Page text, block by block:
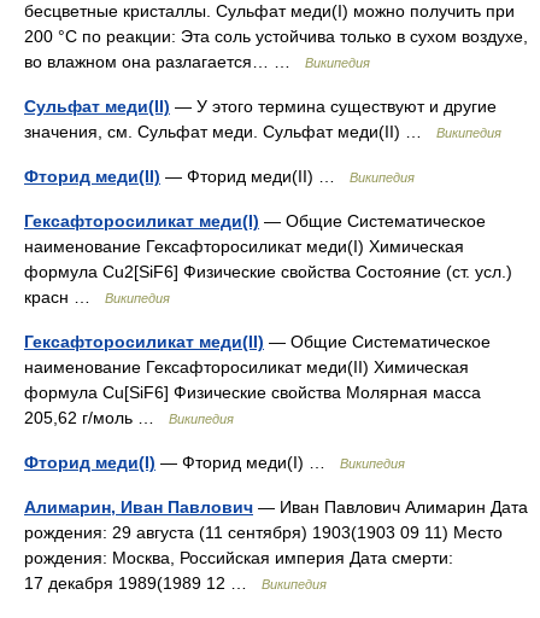
бесцветные кристаллы. Сульфат меди(I) можно получить при
200 °C по реакции: Эта соль устойчива только в сухом воздухе,
во влажном она разлагается… …
Википедия
Сульфат меди(II) — У этого термина существуют и другие
значения, см. Сульфат меди. Сульфат меди(II) …
Википедия
Фторид меди(II) — Фторид меди(II) … Википедия
Гексафторосиликат меди(I) — Общие Систематическое
наименование Гексафторосиликат меди(I) Химическая
формула Cu2[SiF6] Физические свойства Состояние (ст. усл.)
красн …
Википедия
Гексафторосиликат меди(II) — Общие Систематическое
наименование Гексафторосиликат меди(II) Химическая
формула Cu[SiF6] Физические свойства Молярная масса
205,62 г/моль …
Википедия
Фторид меди(I) — Фторид меди(I) … Википедия
Алимарин, Иван Павлович — Иван Павлович Алимарин Дата
рождения: 29 августа (11 сентября) 1903(1903 09 11) Место
рождения: Москва, Российская империя Дата смерти:
17 декабря 1989(1989 12 …
Википедия